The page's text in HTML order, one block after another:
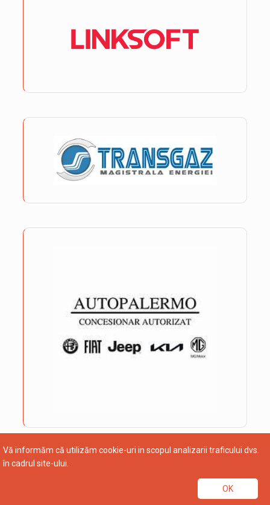
Vă informăm că utilizăm cookie-uri in scopul analizarii traficului dvs.
în cadrul site-ului.
OK